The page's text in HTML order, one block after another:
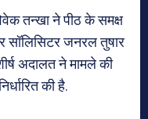
तन्खा ने पीठ के समक्ष
सॉलिसिटर जनरल तुषार
अदालत ने मामले की
की है.